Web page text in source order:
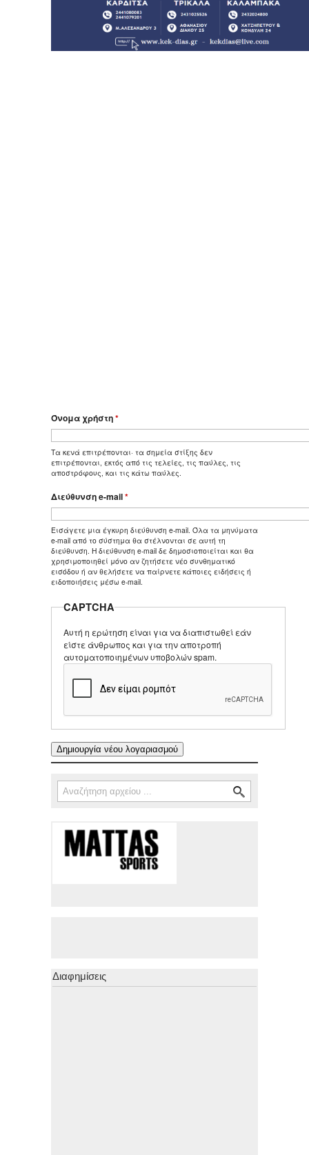
Όνομα χρήστη*
Τα κενά επιτρέπονται· τα σημεία στίξης δεν
επιτρέπονται, εκτός από τις τελείες, τις παύλες, τις
αποστρόφους, και τις κάτω παύλες.
Διεύθυνση e-mail*
Εισάγετε μια έγκυρη διεύθυνση e-mail. Όλα τα μηνύματα
e-mail από το σύστημα θα στέλνονται σε αυτή τη
διεύθυνση. Η διεύθυνση e-mail δε δημοσιοποιείται και θα
χρησιμοποιηθεί μόνο αν ζητήσετε νέο συνθηματικό
εισόδου ή αν θελήσετε να παίρνετε κάποιες ειδήσεις ή
ειδοποιήσεις μέσω e-mail.
CAPTCHA
Αυτή η ερώτηση είναι για να διαπιστωθεί εάν
είστε άνθρωπος και για την αποτροπή
αυτοματοποιημένων υποβολών spam.
Φόρμα αναζήτησης
Αναζήτηση
Διαφημίσεις